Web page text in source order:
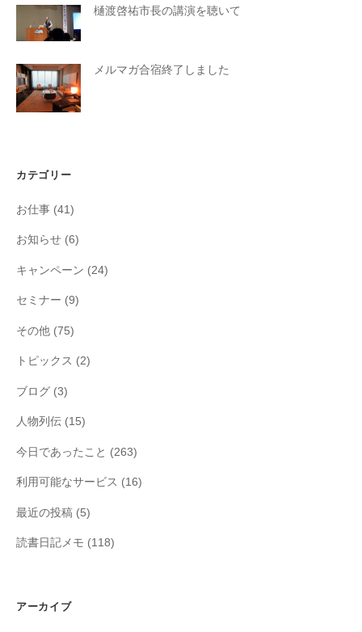
樋渡啓祐市長の講演を聴いて
メルマガ合宿終了しました
カテゴリー
お仕事 (41)
お知らせ (6)
キャンペーン (24)
セミナー (9)
その他 (75)
トピックス (2)
ブログ (3)
人物列伝 (15)
今日であったこと (263)
利用可能なサービス (16)
最近の投稿 (5)
読書日記メモ (118)
アーカイブ